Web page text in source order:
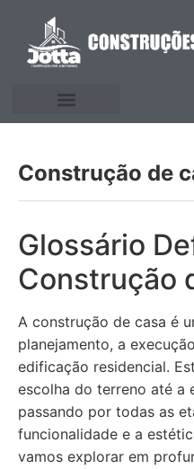
Construção de
Glossário
Construção
A construção de casa é
planejamento, a
edificação residencial.
escolha do terreno até a
passando por todas as
funcionalidade e a
vamos explorar em